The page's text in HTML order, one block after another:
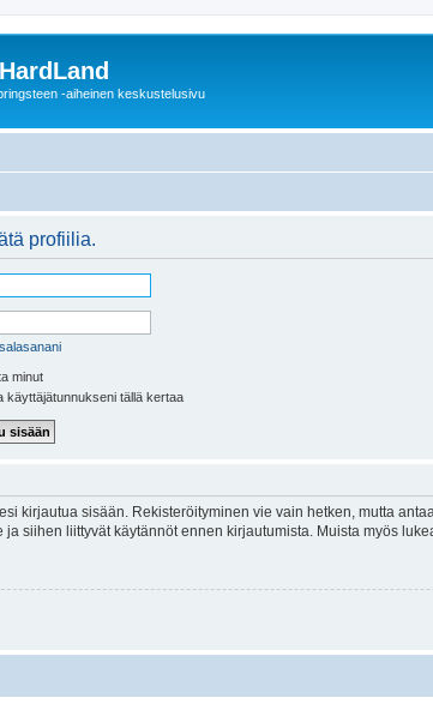
-aiheinen keskustelusivu
profiilia.
minut
käyttäjätunnukseni tällä kertaa
kirjautua sisään. Rekisteröityminen vie vain hetken, mutta
ja siihen liittyvät käytännöt ennen kirjautumista. Muista myös